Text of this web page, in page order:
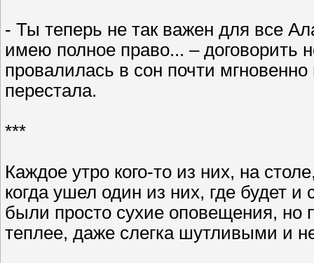
- Ты теперь не так важен для все
имею полное право... – договорить
провалилась в сон почти
перестала.
***
Каждое утро кого-то из них, на
когда ушел один из них, где будет
были просто сухие оповещения, но
теплее, даже слегка шутливыми и